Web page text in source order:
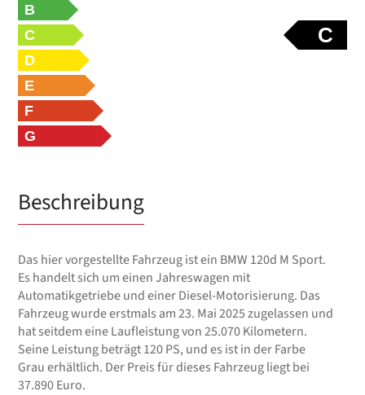
C
B
C
D
E
F
G
Beschreibung
Das hier vorgestellte Fahrzeug ist ein BMW 120d M Sport.
Es handelt sich um einen Jahreswagen mit
Automatikgetriebe und einer Diesel-Motorisierung. Das
Fahrzeug wurde erstmals am 23. Mai 2025 zugelassen und
hat seitdem eine Laufleistung von 25.070 Kilometern.
Seine Leistung beträgt 120 PS, und es ist in der Farbe
Grau erhältlich. Der Preis für dieses Fahrzeug liegt bei
37.890 Euro.